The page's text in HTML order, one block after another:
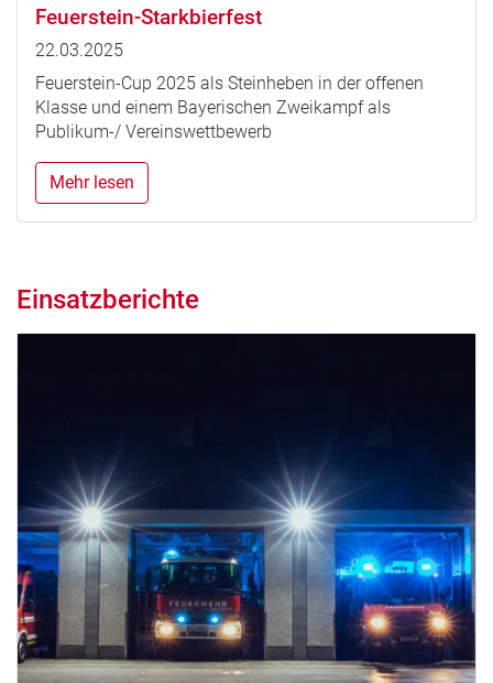
Feuerstein-Starkbierfest
22.03.2025
Feuerstein-Cup 2025 als Steinheben in der offenen
Klasse und einem Bayerischen Zweikampf als
Publikum-/ Vereinswettbewerb
Mehr lesen
Einsatzberichte